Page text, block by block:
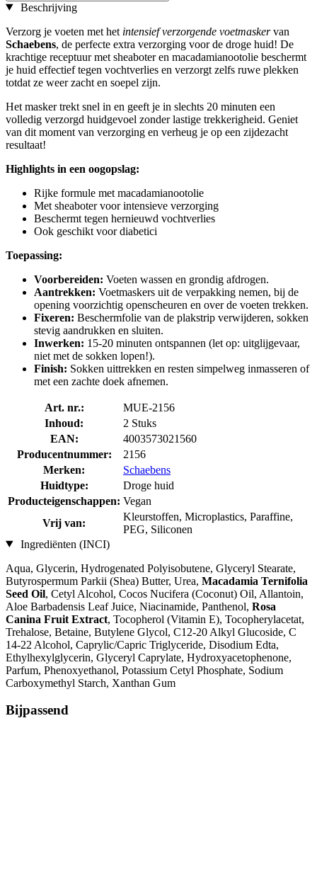
Beschrijving
Verzorg je voeten met het intensief verzorgende voetmaskervan
Schaebens, de perfecte extra verzorging voor de droge huid! De
krachtige receptuur met sheaboter en macadamianootolie beschermt
je huid effectief tegen vochtverlies en verzorgt zelfs ruwe plekken
totdat ze weer zacht en soepel zijn.
Het masker trekt snel in en geeft je in slechts 20 minuten een
volledig verzorgd huidgevoel zonder lastige trekkerigheid. Geniet
van dit moment van verzorging en verheug je op een zijdezacht
resultaat!
Highlights in een oogopslag:
Rijke formule met macadamianootolie
Met sheaboter voor intensieve verzorging
Beschermt tegen hernieuwd vochtverlies
Ook geschikt voor diabetici
Toepassing:
Voorbereiden: Voeten wassen en grondig afdrogen.
Aantrekken: Voetmaskers uit de verpakking nemen, bij de
opening voorzichtig openscheuren en over de voeten trekken.
Fixeren: Beschermfolie van de plakstrip verwijderen, sokken
stevig aandrukken en sluiten.
Inwerken: 15-20 minuten ontspannen (let op: uitglijgevaar,
niet met de sokken lopen!).
Finish: Sokken uittrekken en resten simpelweg inmasseren of
met een zachte doek afnemen.
Art. nr.:
MUE-2156
Inhoud:
2 Stuks
EAN:
4003573021560
Producentnummer:
2156
Merken:
Schaebens
Huidtype:
Droge huid
Producteigenschappen: Vegan
Vrij van:
Kleurstoffen, Microplastics, Paraffine,
PEG, Siliconen
Ingrediënten (INCI)
Aqua, Glycerin, Hydrogenated Polyisobutene, Glyceryl Stearate,
Butyrospermum Parkii (Shea) Butter, Urea, Macadamia Ternifolia
Seed Oil, Cetyl Alcohol, Cocos Nucifera (Coconut) Oil, Allantoin,
Aloe Barbadensis Leaf Juice, Niacinamide, Panthenol, Rosa
Canina Fruit Extract, Tocopherol (Vitamin E), Tocopherylacetat,
Trehalose, Betaine, Butylene Glycol, C12-20 Alkyl Glucoside, C
14-22 Alcohol, Caprylic/Capric Triglyceride, Disodium Edta,
Ethylhexylglycerin, Glyceryl Caprylate, Hydroxyacetophenone,
Parfum, Phenoxyethanol, Potassium Cetyl Phosphate, Sodium
Carboxymethyl Starch, Xanthan Gum
Bijpassend